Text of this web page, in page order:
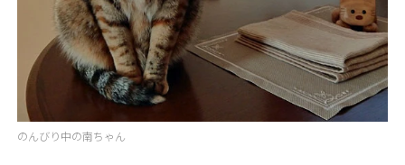
のんびり中の南ちゃん